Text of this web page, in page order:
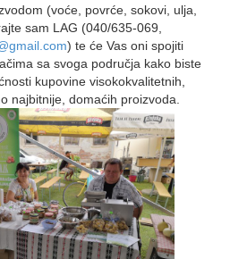
(voće, povrće, sokovi, ulja,
sam LAG (040/635-069,
) te će Vas oni spojiti
sa svoga područja kako biste
kupovine visokokvalitetnih,
najbitnije, domaćih proizvoda.